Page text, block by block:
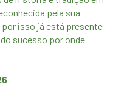
pela sua
isso já está presente
sucesso por onde